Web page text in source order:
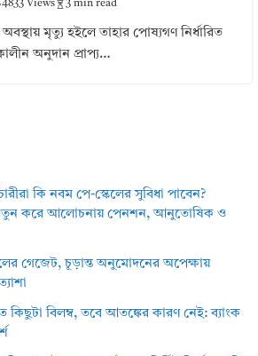
4833 Views 3 min read
মৃত্যু হইলে তাহার পোষ্যগণ নির্ধারিত
অনুদান প্রাপ্য…
কি নবম পে-স্কেলের সুবিধা পাবেন?
নতুন করে আলোচনায় পেনশন, আনুতোষিক ও
গেজেট, চূড়ান্ত অনুমোদনের অপেক্ষায়
বিলম্ব, তবে আতঙ্কের কারণ নেই: ব্যাংক